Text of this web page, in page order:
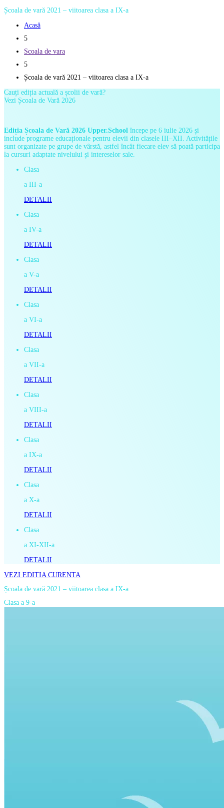
Școala de vară 2021 – viitoarea clasa a IX-a
Acasă
5
Scoala de vara
5
Școala de vară 2021 – viitoarea clasa a IX-a
Cauți ediția actuală a școlii de vară?
Vezi Școala de Vară 2026
Ediția Școala de Vară 2026 Upper.School începe pe 6 iulie 2026 și
include programe educaționale pentru elevii din clasele III–XII. Activitățile
sunt organizate pe grupe de vârstă, astfel încât fiecare elev să poată participa
la cursuri adaptate nivelului și intereselor sale.
Clasa
a III-a
DETALII
Clasa
a IV-a
DETALII
Clasa
a V-a
DETALII
Clasa
a VI-a
DETALII
Clasa
a VII-a
DETALII
Clasa
a VIII-a
DETALII
Clasa
a IX-a
DETALII
Clasa
a X-a
DETALII
Clasa
a XI-XII-a
DETALII
VEZI EDITIA CURENTA
Școala de vară 2021 – viitoarea clasa a IX-a
Clasa a 9-a